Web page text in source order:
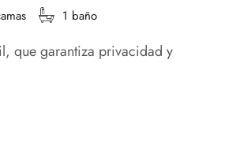
1 baño
que garantiza privacidad y